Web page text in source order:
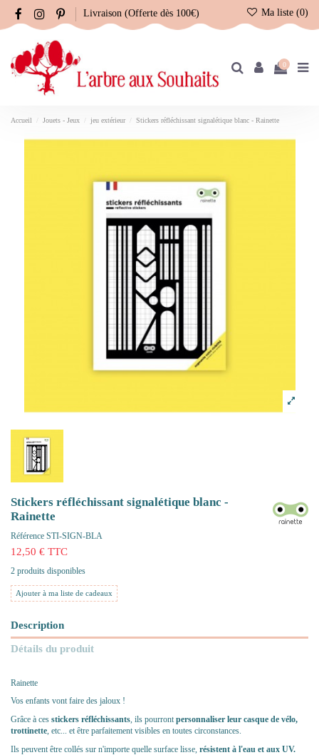
Livraison (Offerte dès 100€) Ma liste (0)
0
Accueil Jouets - Jeux jeu extérieur Stickers réfléchissant signalétique blanc - Rainette
Stickers réfléchissant signalétique blanc -
Rainette
Référence STI-SIGN-BLA
12,50 € TTC
2 produits disponibles
Ajouter à ma liste de cadeaux
Description
Détails du produit
Rainette
Vos enfants vont faire des jaloux !
Grâce à ces stickers réfléchissants, ils pourrontpersonnaliser leur casque de vélo,
trottinette, etc... et être parfaitement visibles en toutes circonstances.
Ils peuvent être collés sur n'importe quelle surface lisse, résistent à l'eau et aux UV.